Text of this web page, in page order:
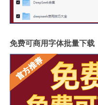
免费可商用字体批量下载